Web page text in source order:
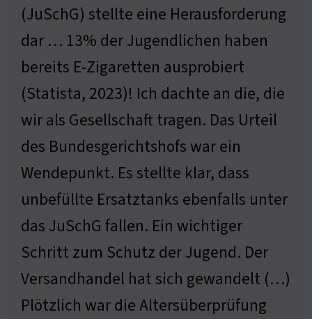
(JuSchG) stellte eine Herausforderung
dar … 13% der Jugendlichen haben
bereits E-Zigaretten ausprobiert
(Statista, 2023)! Ich dachte an die, die
wir als Gesellschaft tragen. Das Urteil
des Bundesgerichtshofs war ein
Wendepunkt. Es stellte klar, dass
unbefüllte Ersatztanks ebenfalls unter
das JuSchG fallen. Ein wichtiger
Schritt zum Schutz der Jugend. Der
Versandhandel hat sich gewandelt (…)
Plötzlich war die Altersüberprüfung